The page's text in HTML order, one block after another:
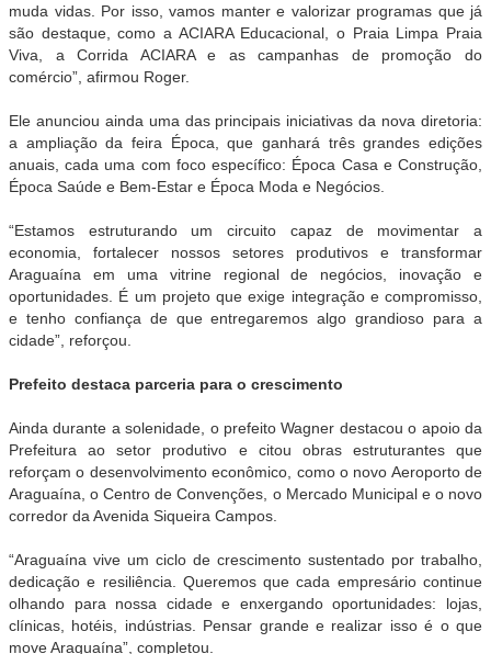
muda vidas. Por isso, vamos manter e valorizar programas que já
são destaque, como a ACIARA Educacional, o Praia Limpa Praia
Viva, a Corrida ACIARA e as campanhas de promoção do
comércio”, afirmou Roger.
Ele anunciou ainda uma das principais iniciativas da nova diretoria:
a ampliação da feira Época, que ganhará três grandes edições
anuais, cada uma com foco específico: Época Casa e Construção,
Época Saúde e Bem-Estar e Época Moda e Negócios.
“Estamos estruturando um circuito capaz de movimentar a
economia, fortalecer nossos setores produtivos e transformar
Araguaína em uma vitrine regional de negócios, inovação e
oportunidades. É um projeto que exige integração e compromisso,
e tenho confiança de que entregaremos algo grandioso para a
cidade”, reforçou.
Prefeito destaca parceria para o crescimento
Ainda durante a solenidade, o prefeito Wagner destacou o apoio da
Prefeitura ao setor produtivo e citou obras estruturantes que
reforçam o desenvolvimento econômico, como o novo Aeroporto de
Araguaína, o Centro de Convenções, o Mercado Municipal e o novo
corredor da Avenida Siqueira Campos.
“Araguaína vive um ciclo de crescimento sustentado por trabalho,
dedicação e resiliência. Queremos que cada empresário continue
olhando para nossa cidade e enxergando oportunidades: lojas,
clínicas, hotéis, indústrias. Pensar grande e realizar isso é o que
move Araguaína”, completou.